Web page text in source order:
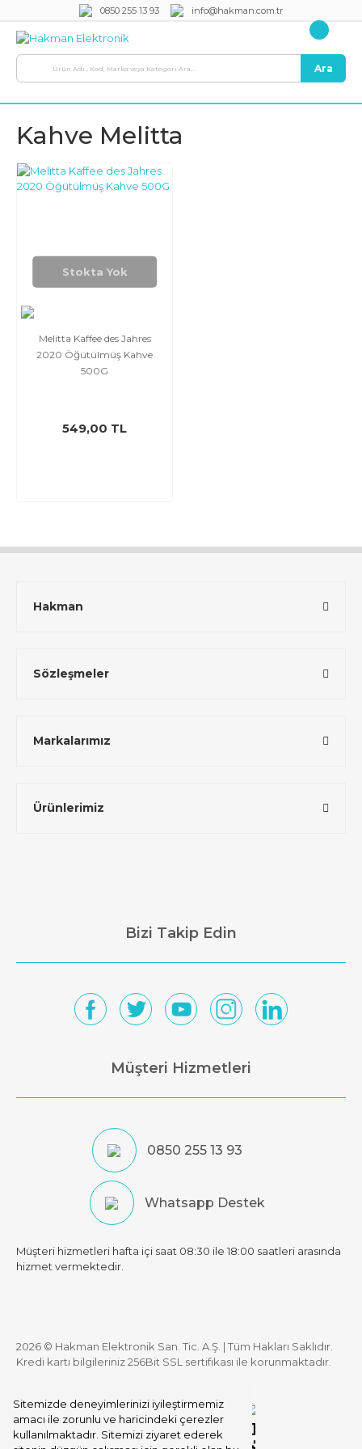
Sitemizde deneyimlerinizi iyileştirmemiz
amacı ile zorunlu ve haricindeki çerezler
kullanılmaktadır. Sitemizi ziyaret ederek
0850 255 13 93 info@hakman.com.tr
Ara
Kahve Melitta
Stokta Yok
Melitta Kaffee des Jahres
2020 Öğütülmüş Kahve
500G
549,00 TL
Hakman
Sözleşmeler
Markalarımız
Ürünlerimiz
Bizi Takip Edin
Müşteri Hizmetleri
0850 255 13 93
Whatsapp Destek
Müşteri hizmetleri hafta içi saat 08:30 ile 18:00 saatleri arasında
hizmet vermektedir.
2026 © Hakman Elektronik San. Tic. A.Ş. | Tüm Hakları Saklıdır.
Kredi kartı bilgileriniz 256Bit SSL sertifikası ile korunmaktadır.